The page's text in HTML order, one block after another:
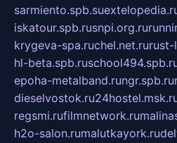
sarmiento.spb.su
iskatour.spb.rusnpi.org.ru
krygeva-spa.ruchel.net.rurust-
hl-beta.spb.ru
epoha-metalband.rungr.spb.ru
dieselvostok.ru
regsmi.rufilmnetwork.ru
h2o-salon.rumalutkayork.ru